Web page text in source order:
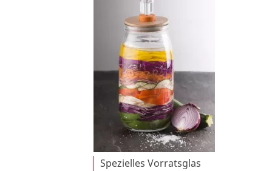
Spezielles Vorratsglas